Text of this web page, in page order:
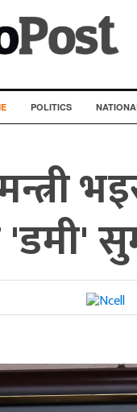
POLITICS
'डमी'